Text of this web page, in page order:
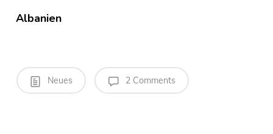
Albanien
Neues 2 Comments